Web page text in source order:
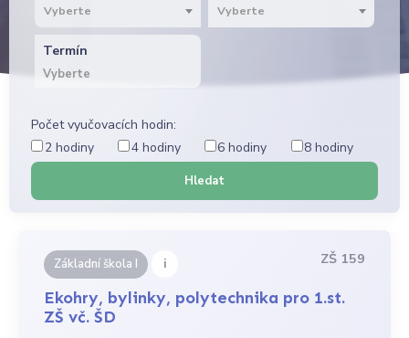
Vyberte Vyberte
Termín
Počet vyučovacích hodin:
2 hodiny
4 hodiny 6 hodiny 8 hodiny
Hledat
Základní škola I i ZŠ 159
Ekohry, bylinky, polytechnika pro 1.st.
ZŠ vč. ŠD